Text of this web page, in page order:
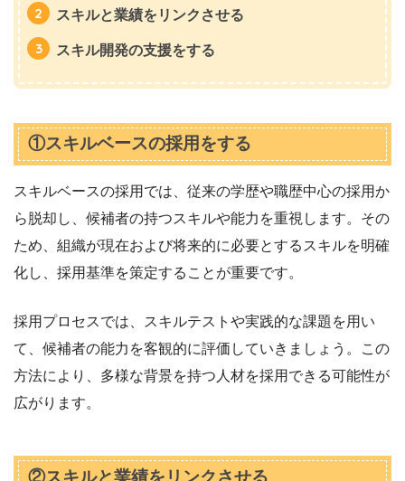
スキルと業績をリンクさせる
スキル開発の支援をする
①スキルベースの採用をする
スキルベースの採用では、従来の学歴や職歴中心の採用か
ら脱却し、候補者の持つスキルや能力を重視します。その
ため、組織が現在および将来的に必要とするスキルを明確
化し、採用基準を策定することが重要です。
採用プロセスでは、スキルテストや実践的な課題を用い
て、候補者の能力を客観的に評価していきましょう。この
方法により、多様な背景を持つ人材を採用できる可能性が
広がります。
②スキルと業績をリンクさせる